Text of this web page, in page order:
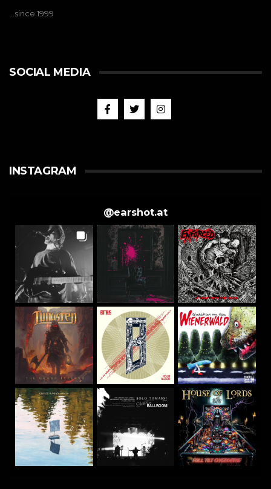
…since 1999
SOCIAL MEDIA
INSTAGRAM
@earshot.at